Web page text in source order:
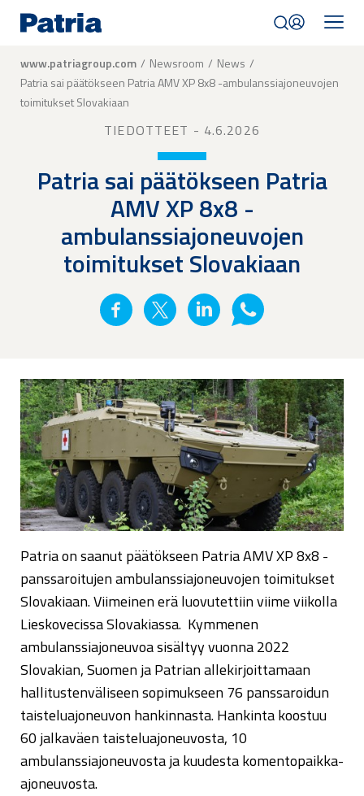
main
Breadcrumb
www.patriagroup.com Newsroom
News
Patria sai päätökseen Patria AMV XP 8x8 -ambulanssiajoneuvojen
toimitukset Slovakiaan
TIEDOTTEET - 4.6.2026
Patria sai päätökseen Patria
AMV XP 8x8 -
ambulanssiajoneuvojen
toimitukset Slovakiaan
Patria on saanut päätökseen Patria AMV XP 8x8 -
panssaroitujen ambulanssiajoneuvojen toimitukset
Slovakiaan. Viimeinen erä luovutettiin viime viikolla
Lieskovecissa Slovakiassa. Kymmenen
ambulanssiajoneuvoa sisältyy vuonna 2022
Slovakian, Suomen ja Patrian allekirjoittamaan
hallitustenväliseen sopimukseen 76 panssaroidun
taisteluajoneuvon hankinnasta. Hankinta koostuu
60 jalkaväen taisteluajoneuvosta, 10
ambulanssiajoneuvosta ja kuudesta komentopaikka-
ajoneuvosta.